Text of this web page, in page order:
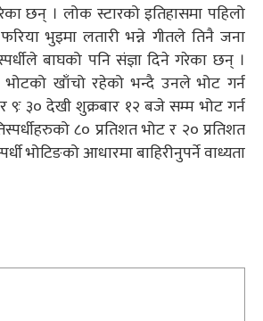
छन् । लोक स्टारको इतिहासमा पहिलो
भुइमा लतारी भन्ने गीतले तिनै जना
बाघको पनि संज्ञा दिने गरेका छन् ।
खाँचो रहेको भन्दै उनले भोट गर्न
३० देखी शुक्रबार १२ बजे सम्म भोट गर्न
८० प्रतिशत भोट र २० प्रतिशत
भोटिङको आधारमा बाहिरीनुपर्ने वाध्यता